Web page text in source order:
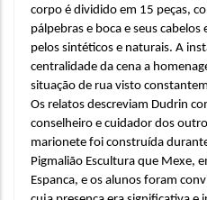
corpo é dividido em 15 peças,
pálpebras e boca e seus
pelos sintéticos e naturais. A
centralidade da cena a
situação de rua visto
Os relatos descreviam Dudrin
conselheiro e cuidador dos
marionete foi construída
Pigmalião Escultura que Mexe,
Espanca, e os alunos foram